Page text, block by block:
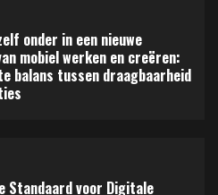
hub voor efficiënt
creëer de ultieme
ontketend: een ultiem
van gaming
onder in een nieuwe
mobiel werken en creëren:
balans tussen draagbaarheid
Standaard voor Digitale